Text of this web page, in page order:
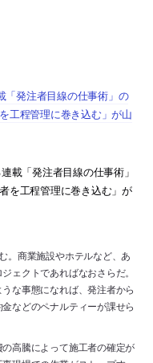
「発注者目線の仕事術」の
工程管理に巻き込む」が山
載「発注者目線の仕事術」
を工程管理に巻き込む」が
。商業施設やホテルなど、あ
ェクトであればなおさらだ。
な事態になれば、発注者から
などのペナルティーが課せら
高騰によって施工者の確定が